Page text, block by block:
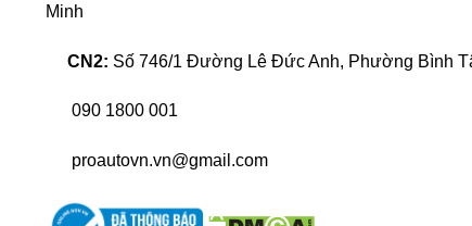
Minh
CN2: Số 746/1 Đường Lê Đức Anh, Phường Bình
090 1800 001
proautovn.vn@gmail.com